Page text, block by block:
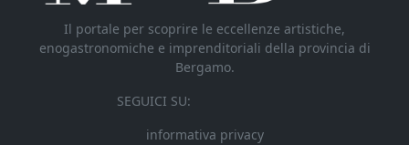
Il portale per scoprire le eccellenze artistiche,
enogastronomiche e imprenditoriali della provincia di
Bergamo.
SEGUICI SU:
informativa privacy